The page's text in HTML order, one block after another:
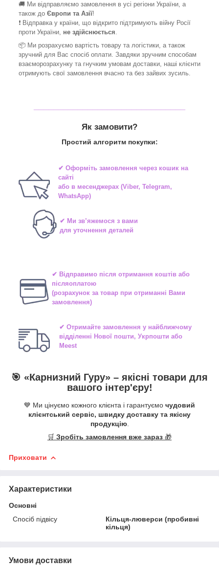
🚚 Ми відправляємо замовлення в усі регіони України, а
також до Європи та Азії!
❗ Відправка у країни, що відкрито підтримують війну Росії
проти України, не здійснюється.
📦 Ми розрахуємо вартість товару та логістики, а також
зручний для Вас спосіб оплати. Завдяки зручним способам
взаєморозрахунку та гнучким умовам доставки, наші клієнти
отримують свої замовлення вчасно та без зайвих зусиль.
Як замовити?
Простий алгоритм покупки:
✔ Оформіть замовлення через кошик на
сайті
або в месенджерах(Viber, Telegram,
WhatsApp)
✔ Ми зв’яжемося з вами
для уточнення деталей
✔ Відправимо після отримання коштів або
післяоплатою
(розрахунок за товар при отриманні Вами
замовлення)
✔ Отримайте замовлення у найближчому
відділенні Нової пошти, Укрпошти або
Meest
🎯 «Карнизний Гуру» – якісні товари для
вашого інтер'єру!
💙 Ми цінуємо кожного клієнта і гарантуємо чудовий
клієнтський сервіс, швидку доставку та якісну
продукцію.
🛒 Зробіть замовлення вже зараз 🎁
Приховати
Характеристики
Основні
Спосіб підвісу
Кільця-люверси (пробивні
кільця)
Умови доставки